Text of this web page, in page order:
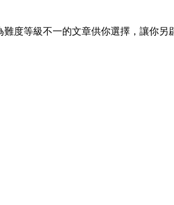
度等級不一的文章供你選擇，讓你另